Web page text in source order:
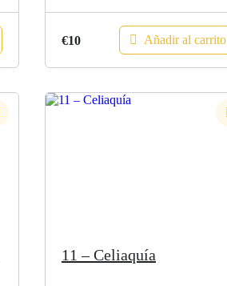
€10 Añadir al carrito
11 – Celiaquía